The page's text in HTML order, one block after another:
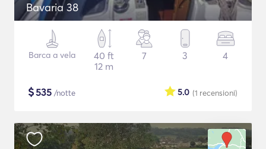
Bavaria 38
Barca a vela
40 ft
12 m
7 3 4
$535 /notte (1 recensioni)
5.0